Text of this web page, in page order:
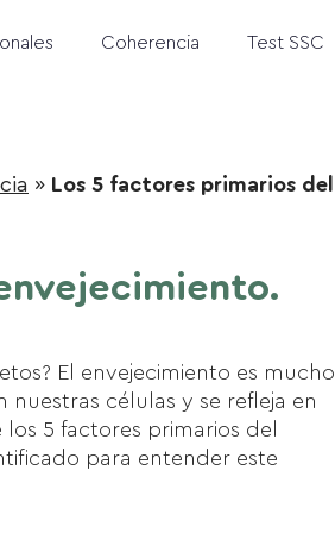
Coherencia Test SSC
» Los 5 factores primarios del
El envejecimiento es mucho
nuestras células y se refleja en
5 factores primarios del
para entender este